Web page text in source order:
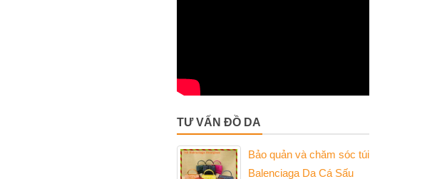
TƯ VẤN ĐỒ DA
Bảo quản và chăm sóc túi
Balenciaga Da Cá Sấu